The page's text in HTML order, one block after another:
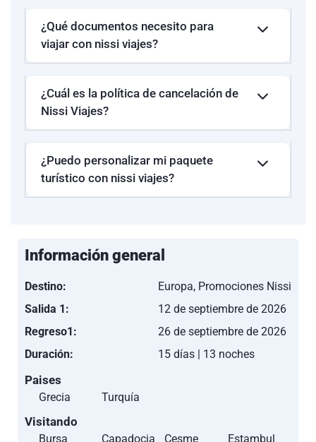
¿Qué documentos necesito para
viajar con nissi viajes?
¿Cuál es la política de cancelación de
Nissi Viajes?
¿Puedo personalizar mi paquete
turístico con nissi viajes?
Información general
Destino:
Europa, Promociones Nissi
Salida 1:
12 de septiembre de 2026
Regreso1:
26 de septiembre de 2026
Duración:
15 días | 13 noches
Paises
Grecia Turquía
Visitando
Bursa Capadocia Çeşme
Estambul